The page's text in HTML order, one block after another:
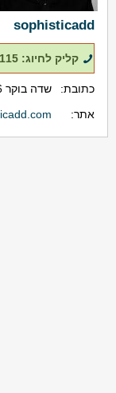
sophisticadd
קליק לחיוג: 0547786115
כתובת:
שדה בוקר 6א', גבעתיים
אתר: